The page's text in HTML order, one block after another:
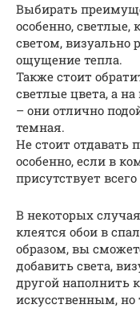
Выбирать
особенно,
светом, визуально
ощущение тепла.
Также стоит
светлые цвета, а
– они отлично
темная.
Не стоит отдавать
особенно, если в
присутствует
В некоторых
клеятся обои в
образом, вы
добавить света,
другой наполнить
искусственным,